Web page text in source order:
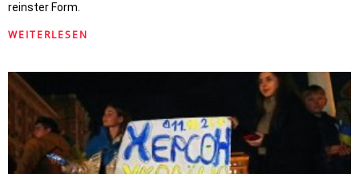
reinster Form.
WEITERLESEN